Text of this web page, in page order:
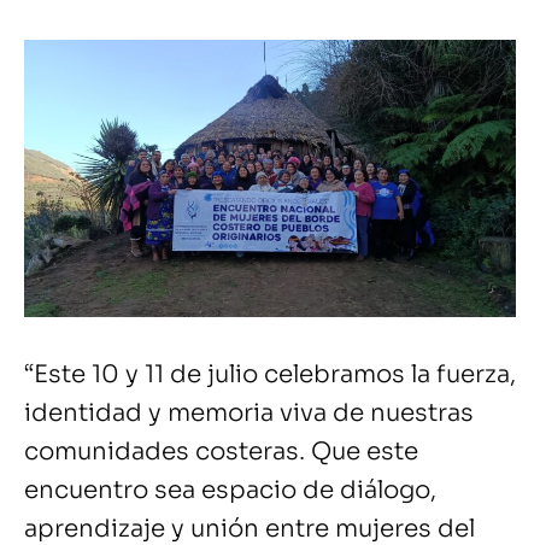
“Este 10 y 11 de julio celebramos la fuerza,
identidad y memoria viva de nuestras
comunidades costeras. Que este
encuentro sea espacio de diálogo,
aprendizaje y unión entre mujeres del